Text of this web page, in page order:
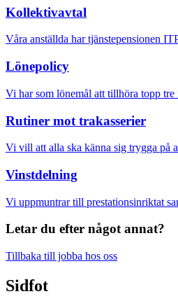
Kollektivavtal
Våra anställda har tjänstepensionen
Lönepolicy
Vi har som lönemål att tillhöra topp tre
Rutiner mot trakasserier
Vi vill att alla ska känna sig trygga på
Vinstdelning
Vi uppmuntrar till prestationsinriktat
Letar du efter något annat?
Tillbaka till jobba hos oss
Sidfot